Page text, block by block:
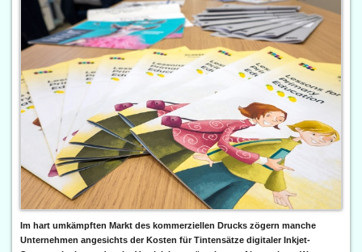
Im hart umkämpften Markt des kommerziellen Drucks zögern manche
Unternehmen angesichts der Kosten für Tintensätze digitaler Inkjet-